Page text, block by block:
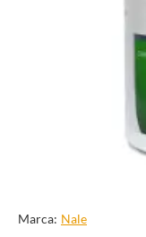
Marca: Nale